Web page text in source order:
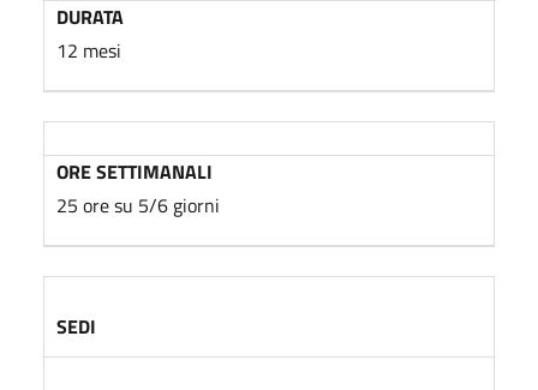
DURATA
12 mesi
ORE SETTIMANALI
25 ore su 5/6 giorni
SEDI